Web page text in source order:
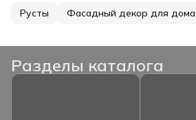
Русты Фасадный декор для дома
Разделы каталога